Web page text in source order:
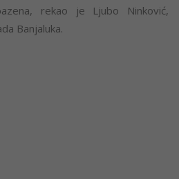
rekao je Ljubo Ninković,
Banjaluka.